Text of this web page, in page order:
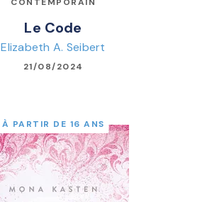
CONTEMPORAIN
Le Code
Elizabeth A. Seibert
21/08/2024
À PARTIR DE 16 ANS